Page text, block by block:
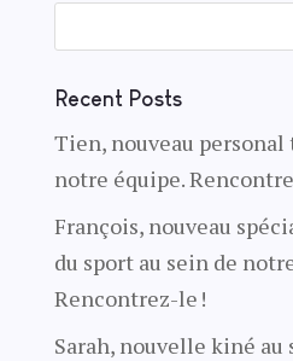
Recent Posts
Tien, nouveau
notre équipe.
François, nouveau
du sport au sein de
Rencontrez-le !
Sarah, nouvelle kiné au